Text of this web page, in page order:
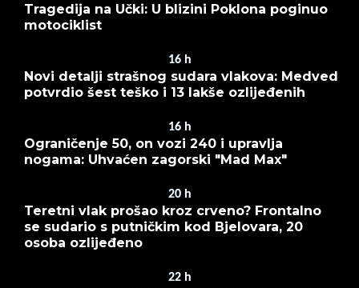
Tragedija na Učki: U blizini Poklona poginuo
motociklist
16 h
Novi detalji strašnog sudara vlakova: Medved
potvrdio šest teško i 13 lakše ozlijeđenih
16 h
Ograničenje 50, on vozi 240 i upravlja
nogama: Uhvaćen zagorski "Mad Max"
20 h
Teretni vlak prošao kroz crveno? Frontalno
se sudario s putničkim kod Bjelovara, 20
osoba ozlijeđeno
22 h